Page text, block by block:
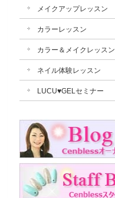
メイクアップレッスン
カラーレッスン
カラー＆メイクレッスン
ネイル体験レッスン
LUCU♥GELセミナー